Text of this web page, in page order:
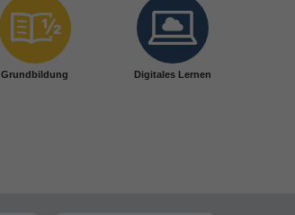
Grundbildung Digitales Lernen